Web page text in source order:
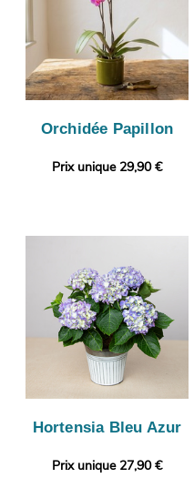
Orchidée Papillon
Prix unique 29,90 €
Hortensia Bleu Azur
Prix unique 27,90 €